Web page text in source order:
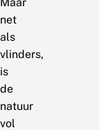
net
als
vlinders,
is
de
natuur
vol